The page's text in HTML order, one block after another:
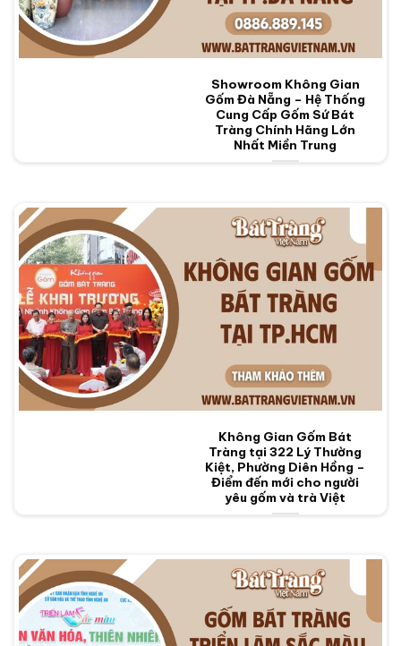
Showroom Không Gian
Gốm Đà Nẵng – Hệ Thống
Cung Cấp Gốm Sứ Bát
Tràng Chính Hãng Lớn
Nhất Miền Trung
Không Gian Gốm Bát
Tràng tại 322 Lý Thường
Kiệt, Phường Diên Hồng –
Điểm đến mới cho người
yêu gốm và trà Việt